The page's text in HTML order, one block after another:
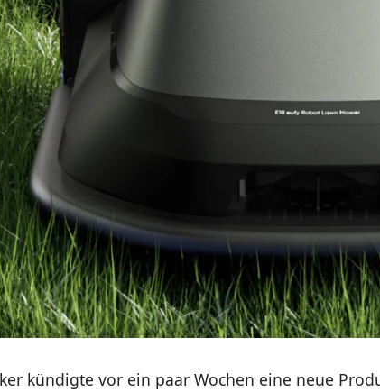
kündigte vor ein paar Wochen eine neue